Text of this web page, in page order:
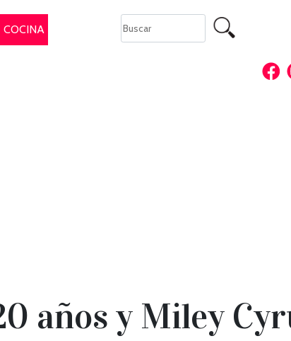
COCINA
años y Miley